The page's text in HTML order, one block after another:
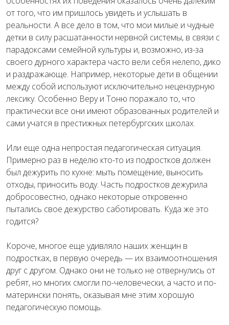
от того, что им пришлось увидеть и услышать в
реальности. А все дело в том, что мои милые и чудные
детки в силу расшатанности нервной системы, в связи с
парадоксами семейной культуры и, возможно, из-за
своего дурного характера часто вели себя нелепо, дико
и раздражающе. Например, некоторые дети в общении
между собой используют исключительно нецензурную
лексику. Особенно Веру и Тоню поражало то, что
практически все они имеют образованных родителей и
сами учатся в престижных петербургских школах.
Или еще одна непростая педагогическая ситуация.
Примерно раз в неделю кто-то из подростков должен
был дежурить по кухне: мыть помещение, выносить
отходы, приносить воду. Часть подростков дежурила
добросовестно, однако некоторые откровенно
пытались свое дежурство саботировать. Куда же это
годится?
Короче, многое еще удивляло наших женщин в
подростках, в первую очередь — их взаимоотношения
друг с другом. Однако они не только не отвернулись от
ребят, но многих смогли по-человечески, а часто и по-
матерински понять, оказывая мне этим хорошую
педагогическую помощь.